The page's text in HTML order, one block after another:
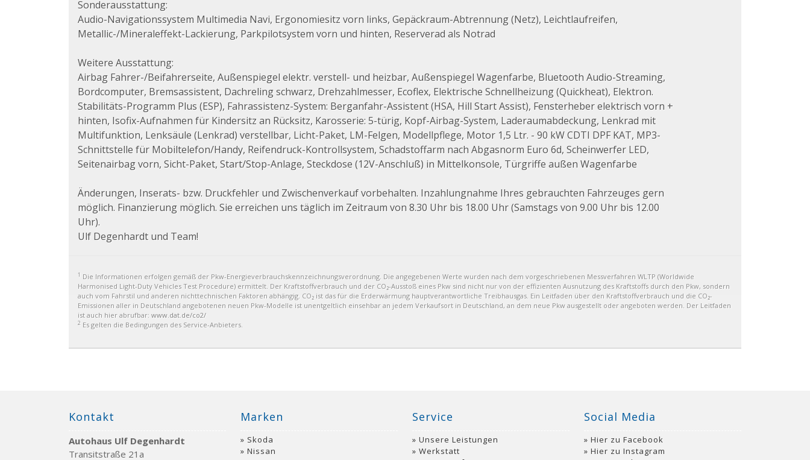
Sonderausstattung:
Audio-Navigationssystem Multimedia Navi, Ergonomiesitz vorn links, Gepäckraum-Abtrennung (Netz), Leichtlaufreifen,
Metallic-/Mineraleffekt-Lackierung, Parkpilotsystem vorn und hinten, Reserverad als Notrad
Weitere Ausstattung:
Airbag Fahrer-/Beifahrerseite, Außenspiegel elektr. verstell- und heizbar, Außenspiegel Wagenfarbe, Bluetooth Audio-Streaming,
Bordcomputer, Bremsassistent, Dachreling schwarz, Drehzahlmesser, Ecoflex, Elektrische Schnellheizung (Quickheat), Elektron.
Stabilitäts-Programm Plus (ESP), Fahrassistenz-System: Berganfahr-Assistent (HSA, Hill Start Assist), Fensterheber elektrisch vorn +
hinten, Isofix-Aufnahmen für Kindersitz an Rücksitz, Karosserie: 5-türig, Kopf-Airbag-System, Laderaumabdeckung, Lenkrad mit
Multifunktion, Lenksäule (Lenkrad) verstellbar, Licht-Paket, LM-Felgen, Modellpflege, Motor 1,5 Ltr. - 90 kW CDTI DPF KAT, MP3-
Schnittstelle für Mobiltelefon/Handy, Reifendruck-Kontrollsystem, Schadstoffarm nach Abgasnorm Euro 6d, Scheinwerfer LED,
Seitenairbag vorn, Sicht-Paket, Start/Stop-Anlage, Steckdose (12V-Anschluß) in Mittelkonsole, Türgriffe außen Wagenfarbe
Änderungen, Inserats- bzw. Druckfehler und Zwischenverkauf vorbehalten. Inzahlungnahme Ihres gebrauchten Fahrzeuges gern
möglich. Finanzierung möglich. Sie erreichen uns täglich im Zeitraum von 8.30 Uhr bis 18.00 Uhr (Samstags von 9.00 Uhr bis 12.00
Uhr).
Ulf Degenhardt und Team!
1 Die Informationen erfolgen gemäß der Pkw-Energieverbrauchskennzeichnungsverordnung. Die angegebenen Werte wurden nach dem vorgeschriebenen Messverfahren WLTP (Worldwide
Harmonised Light-Duty Vehicles Test Procedure) ermittelt. Der Kraftstoffverbrauch und der CO₂-Ausstoß eines Pkw sind nicht nur von der effizienten Ausnutzung des Kraftstoffs durch den Pkw, sondern
auch vom Fahrstil und anderen nichttechnischen Faktoren abhängig. CO₂ ist das für die Erderwärmung hauptverantwortliche Treibhausgas. Ein Leitfaden über den Kraftstoffverbrauch und die CO₂-
Emissionen aller in Deutschland angebotenen neuen Pkw-Modelle ist unentgeltlich einsehbar an jedem Verkaufsort in Deutschland, an dem neue Pkw ausgestellt oder angeboten werden. Der Leitfaden
ist auch hier abrufbar: www.dat.de/co2/
2 Es gelten die Bedingungen des Service-Anbieters.
Kontakt
Autohaus Ulf Degenhardt
Transitstraße 21a
Marken
Skoda
Nissan
Service
Unsere Leistungen
Werkstatt
Social Media
Hier zu Facebook
Hier zu Instagram